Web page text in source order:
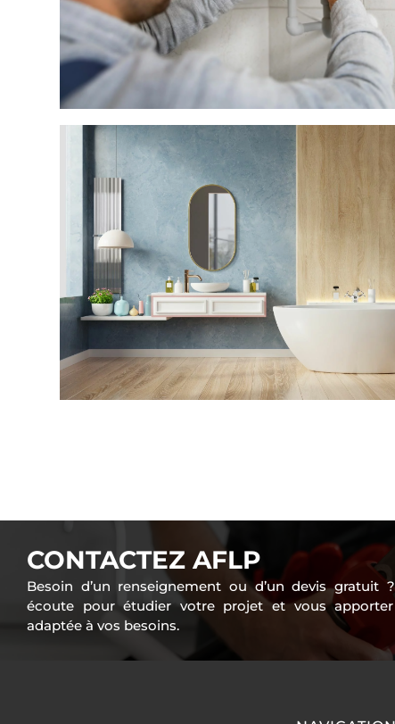
CONTACTEZ AFLP
Besoin d’un renseignement ou d’un devis gratuit
écoute pour étudier votre projet et vous
adaptée à vos besoins.